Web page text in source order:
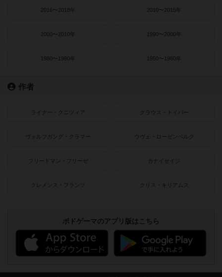
2016〜2018年 2010〜2015年
2000〜2010年 1990〜2000年
1980〜1990年 1950〜1980年
作者
ライナー・クニツィア クラウス・トイバー
ヴォルフガング・クラマー ウヴェ・ローゼンベルク
フリードマン・フリーゼ カナイセイジ
クレメンス・フランツ クリス・キリアムス
ボドゲーマのアプリ版はこちら